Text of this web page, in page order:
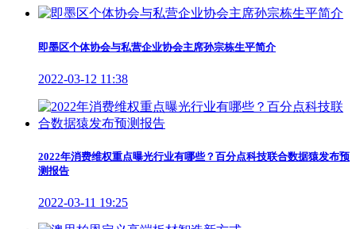
即墨区个体协会与私营企业协会主席孙宗栋生平简介
2022-03-12 11:38
2022年消费维权重点曝光行业有哪些？百分点科技联合数据猿发布预
测报告
2022-03-11 19:25